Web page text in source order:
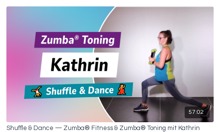
57:02
Shuffle & Dance — Zumba® Fitness & Zumba® Toning mit Kathrin